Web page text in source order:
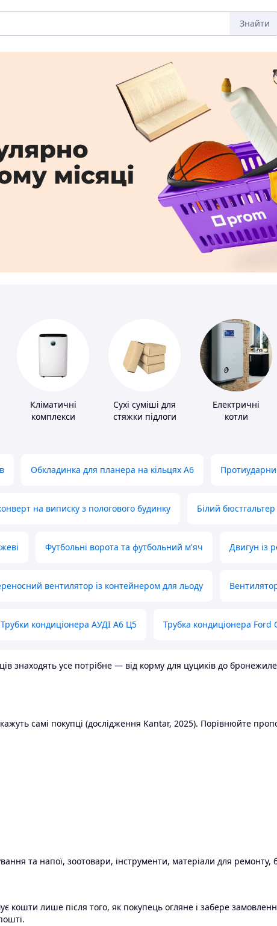
Знайти
Кліматичні
комплекси
Сухі суміші для
стяжки підлоги
Електричні
котли
Обкладинка для планера на кільцях А6
на виписку з пологового будинку Білий
Футбольні ворота та футбольний м'яч Двигун із
вентилятор із контейнером для льоду
Трубки кондиціонера АУДІ А6 Ц5 Трубка кондиціонера Ford
усе потрібне — від корму для цуциків до
самі покупці (дослідження Kantar, 2025). Порівнюйте
та напої, зоотовари, інструменти, матеріали для ремонту,
кошти лише після того, як покупець огляне і забере